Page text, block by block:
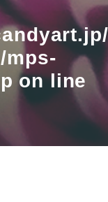
mps-
on line